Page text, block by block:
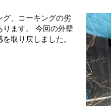
グ、コーキングの劣
ります。 今回の外壁
取り戻しました。